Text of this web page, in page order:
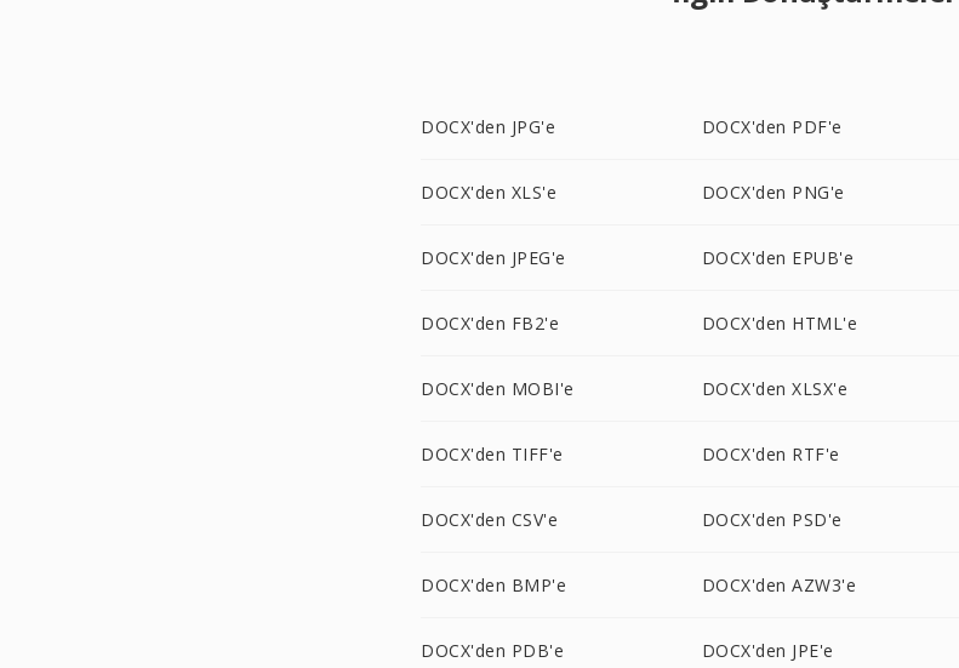
DOCX'den JPG'e DOCX'den PDF'e
DOCX'den XLS'e DOCX'den PNG'e
DOCX'den JPEG'e DOCX'den EPUB'e
DOCX'den FB2'e DOCX'den HTML'e
DOCX'den MOBI'e DOCX'den XLSX'e
DOCX'den TIFF'e DOCX'den RTF'e
DOCX'den CSV'e DOCX'den PSD'e
DOCX'den BMP'e DOCX'den AZW3'e
DOCX'den PDB'e DOCX'den JPE'e